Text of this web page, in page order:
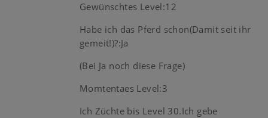
Gewünschtes Level:12
Habe ich das Pferd schon(Damit seit ihr
gemeit!)?:Ja
(Bei Ja noch diese Frage)
Momtentaes Level:3
Ich Züchte bis Level 30.Ich gebe